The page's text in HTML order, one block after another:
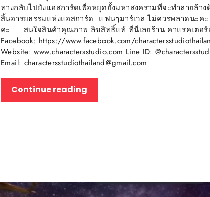
ทางกลับไปยังแอสการ์ดเพื่อหยุดยั้งมหาสงครามที่จะทำลายล้า
สิ้นอารยธรรมแห่งแอสการ์ด แฟนๆมาร์เวล ไม่ควรพลาดนะค
คะ สนใจสินค้าคุณภาพ ลิขสิทธิ์แท้ ที่นี่เลยร้าน คาแรคเตอ
Facebook: https://www.facebook.com/
Website: www.charactersstudio.com Line ID:
Email: charactersstudiothailand@gmail.com
Continue reading